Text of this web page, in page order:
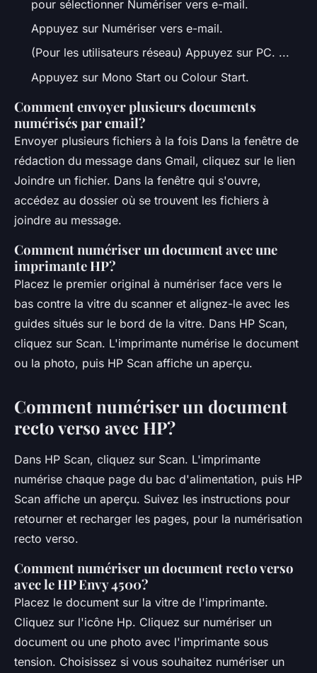
pour sélectionner Numériser vers e-mail.
Appuyez sur Numériser vers e-mail.
(Pour les utilisateurs réseau) Appuyez sur PC. ...
Appuyez sur Mono Start ou Colour Start.
Comment envoyer plusieurs documents
numérisés par email?
Envoyer plusieurs fichiers à la fois Dans la fenêtre de
rédaction du message dans Gmail, cliquez sur le lien
Joindre un fichier. Dans la fenêtre qui s'ouvre,
accédez au dossier où se trouvent les fichiers à
joindre au message.
Comment numériser un document avec une
imprimante HP?
Placez le premier original à numériser face vers le
bas contre la vitre du scanner et alignez-le avec les
guides situés sur le bord de la vitre. Dans HP Scan,
cliquez sur Scan. L'imprimante numérise le document
ou la photo, puis HP Scan affiche un aperçu.
Comment numériser un document
recto verso avec HP?
Dans HP Scan, cliquez sur Scan. L'imprimante
numérise chaque page du bac d'alimentation, puis HP
Scan affiche un aperçu. Suivez les instructions pour
retourner et recharger les pages, pour la numérisation
recto verso.
Comment numériser un document recto verso
avec le HP Envy 4500?
Placez le document sur la vitre de l'imprimante.
Cliquez sur l'icône Hp. Cliquez sur numériser un
document ou une photo avec l'imprimante sous
tension. Choisissez si vous souhaitez numériser un